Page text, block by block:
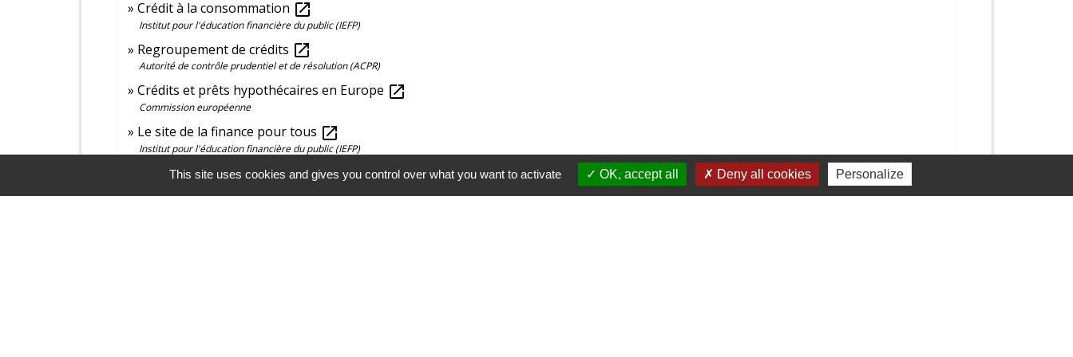
Crédit à la consommation open_in_new
Institut pour l'éducation financière du public (IEFP)
Regroupement de crédits open_in_new
Autorité de contrôle prudentiel et de résolution (ACPR)
Crédits et prêts hypothécaires en Europe open_in_new
Commission européenne
Le site de la finance pour tous open_in_new
Institut pour l'éducation financière du public (IEFP)
Signaler une erreur sur cette page
This site uses cookies and gives you control over what you want to activate OK, accept all Deny all cookies Personalize